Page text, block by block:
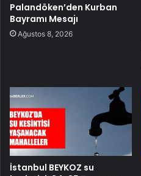
Palandöken’den Kurban
Bayramı Mesajı
Ağustos 8, 2026
İstanbul BEYKOZ su